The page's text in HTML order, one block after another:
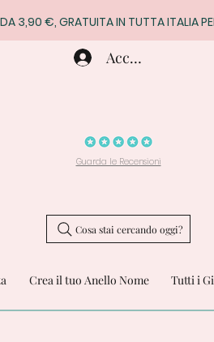
DA 3,90 €, GRATUITA IN TUTTA ITALIA
Accedi
Guarda le Recensioni
Cosa stai cercando oggi?
Crea il tuo Anello Nome Tutti i